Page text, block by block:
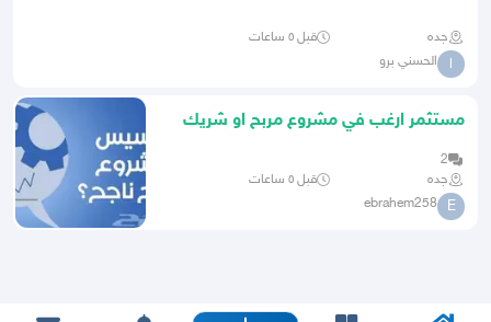
جده قبل ٥ ساعات
ا الحسني برو
مستثمر ارغب في مشروع مربح او شريك
2
جده
قبل ٥ ساعات
E
ebrahem258